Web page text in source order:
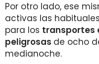
Por otro lado, ese
activas las
para los transportes
peligrosas de ocho
medianoche.